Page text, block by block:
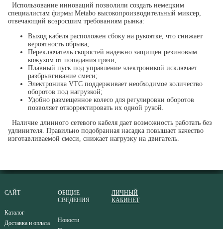
Использование инноваций позволили создать немецким
специалистам фирмы Metabo высокопроизводительный миксер,
отвечающий возросшим требованиям рынка:
Выход кабеля расположен сбоку на рукоятке, что снижает
вероятность обрыва;
Переключатель скоростей надежно защищен резиновым
кожухом от попадания грязи;
Плавный пуск под управление электроникой исключает
разбрызгивание смеси;
Электроника VTC поддерживает необходимое количество
оборотов под нагрузкой;
Удобно размещенное колесо для регулировки оборотов
позволяет откорректировать их одной рукой.
Наличие длинного сетевого кабеля дает возможность работать без
удлинителя. Правильно подобранная насадка повышает качество
изготавливаемой смеси, снижает нагрузку на двигатель.
САЙТ
Каталог
Доставка и оплата
ОБЩИЕ
СВЕДЕНИЯ
Новости
ЛИЧНЫЙ
КАБИНЕТ